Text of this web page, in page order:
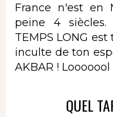
France n'est en
peine 4
TEMPS LONG
inculte de ton
AKBAR ! Looooool
QUEL